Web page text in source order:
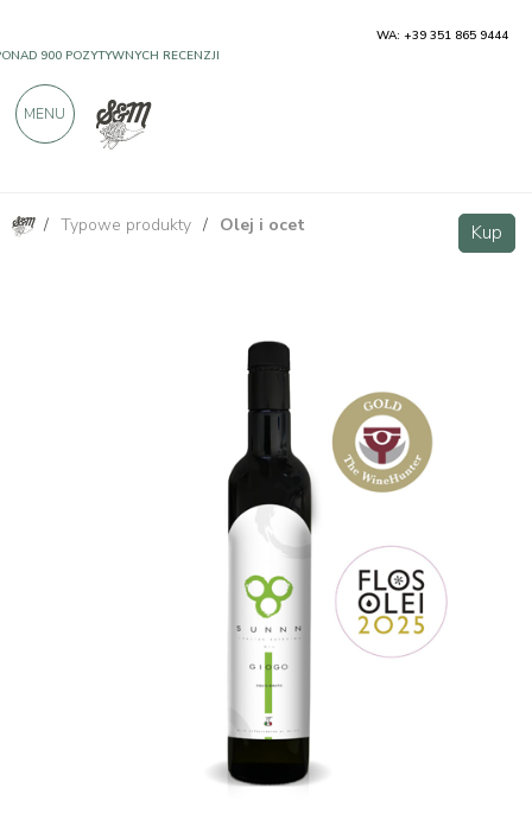
/ Typowe produkty / Olej i ocet Kup
Oliwa EVO Giogo 500ml SUNNN Kup
WA: +39 351 865 9444
MENU